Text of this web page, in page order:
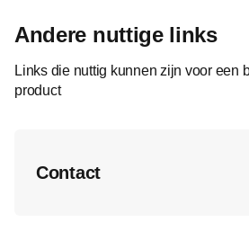
Andere nuttige links
Links die nuttig kunnen zijn voor een
product
Contact